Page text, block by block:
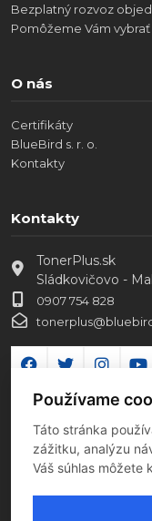
Bezplatný rozvoz
Pomôžeme Vám
O nás
Certifikáty
BlueBird s. r. o.
Kontakty
Kontakty
TonerPlus.sk
Sládkovičovo -
0907 754 828
Používame
Táto stránka
zážitku, analýzu
Váš súhlas môžete